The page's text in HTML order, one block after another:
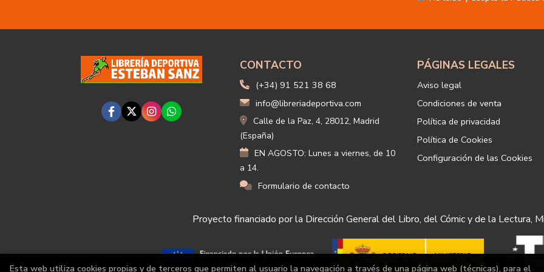
nuestros servicios y productos a
actividad principal de la web,
Legitimación: está basada en el
Criterios de conservación de los
suprimirán con medidas de
los datos.
Destinatarios: no se cederán a
Derechos que asisten al Usuario:
a) Derecho a retirar el
protección de datos https://
Puede ejercer estos derechos
postal, ambos con la fotocopia
Responsable del tratamiento:
CONTACTO
(+34) 91 521 38 68
info@libreriadeportiva.com
Calle de la Paz, 4, 28012, Madrid
(España)
EN AGOSTO: Lunes a viernes, de 10
a 14.
Formulario de contacto
PÁGINAS LEGALES
Aviso legal
Condiciones de venta
Política de privacidad
Política de Cookies
Configuración de las Cookies
Proyecto financiado por la Dirección General del Libro, del Cómic y de la Lectura,
Esta web utiliza cookies propias y de terceros que permiten al usuario la navegación a través de una página web (técnicas), para el